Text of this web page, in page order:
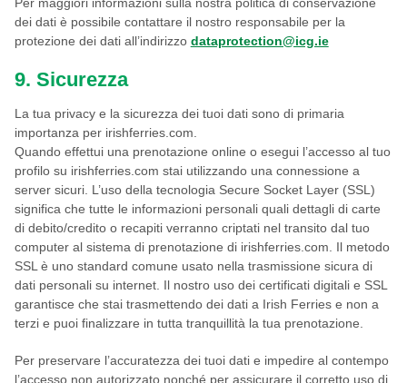
dei dati è possibile contattare il nostro responsabile per la
protezione dei dati all’indirizzo dataprotection@icg.ie
9. Sicurezza
La tua privacy e la sicurezza dei tuoi dati sono di primaria
importanza per irishferries.com.
Quando effettui una prenotazione online o esegui l’accesso al tuo
profilo su irishferries.com stai utilizzando una connessione a
server sicuri. L’uso della tecnologia Secure Socket Layer (SSL)
significa che tutte le informazioni personali quali dettagli di carte
di debito/credito o recapiti verranno criptati nel transito dal tuo
computer al sistema di prenotazione di irishferries.com. Il metodo
SSL è uno standard comune usato nella trasmissione sicura di
dati personali su internet. Il nostro uso dei certificati digitali e SSL
garantisce che stai trasmettendo dei dati a Irish Ferries e non a
terzi e puoi finalizzare in tutta tranquillità la tua prenotazione.
Per preservare l’accuratezza dei tuoi dati e impedire al contempo
l’accesso non autorizzato nonché per assicurare il corretto uso di